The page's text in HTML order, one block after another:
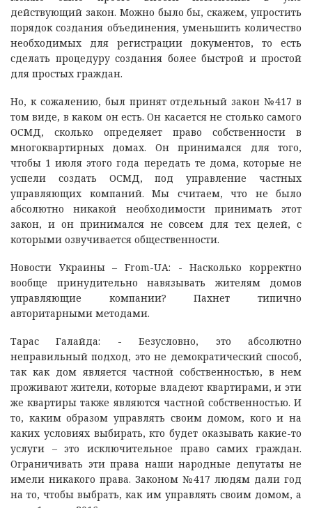
действующий закон. Можно было бы, скажем, упростить
порядок создания объединения, уменьшить количество
необходимых для регистрации документов, то есть
сделать процедуру создания более быстрой и простой
для простых граждан.
Но, к сожалению, был принят отдельный закон №417 в
том виде, в каком он есть. Он касается не столько самого
ОСМД, сколько определяет право собственности в
многоквартирных домах. Он принимался для того,
чтобы 1 июля этого года передать те дома, которые не
успели создать ОСМД, под управление частных
управляющих компаний. Мы считаем, что не было
абсолютно никакой необходимости принимать этот
закон, и он принимался не совсем для тех целей, с
которыми озвучивается общественности.
Новости Украины – From-UA: - Насколько корректно
вообще принудительно навязывать жителям домов
управляющие компании? Пахнет типично
авторитарными методами.
Тарас Галайда: - Безусловно, это абсолютно
неправильный подход, это не демократический способ,
так как дом является частной собственностью, в нем
проживают жители, которые владеют квартирами, и эти
же квартиры также являются частной собственностью. И
то, каким образом управлять своим домом, кого и на
каких условиях выбирать, кто будет оказывать какие-то
услуги – это исключительное право самих граждан.
Ограничивать эти права наши народные депутаты не
имели никакого права. Законом №417 людям дали год
на то, чтобы выбрать, как им управлять своим домом, а